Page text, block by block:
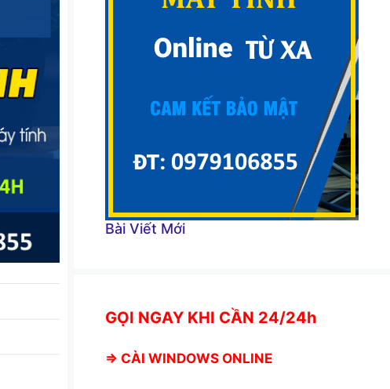
Bài Viết Mới
GỌI NGAY KHI CẦN 24/24h
⇒ CÀI WINDOWS ONLINE